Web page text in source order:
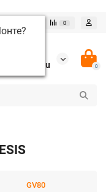
?
0
62
0
GV80